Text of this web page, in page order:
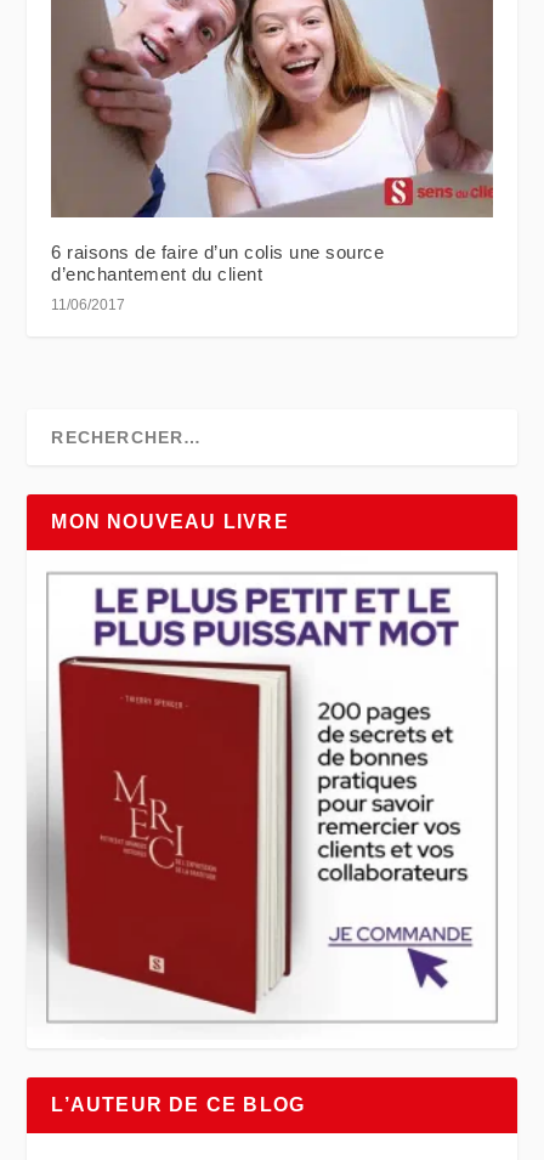
6 raisons de faire d’un colis une source
d’enchantement du client
11/06/2017
MON NOUVEAU LIVRE
L’AUTEUR DE CE BLOG